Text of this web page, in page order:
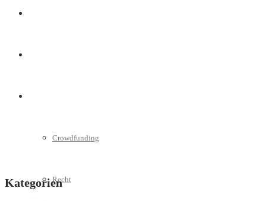
Crowdfunding
Recht
Kategorien